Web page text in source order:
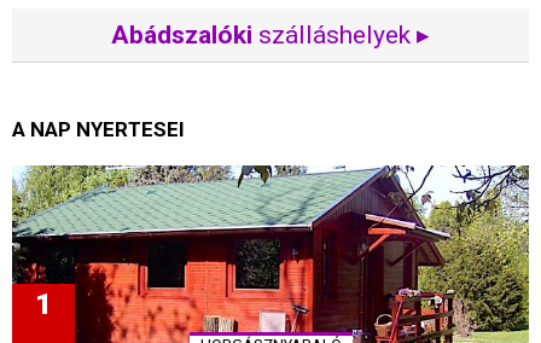
Abádszalóki szálláshelyek ▸
A NAP NYERTESEI